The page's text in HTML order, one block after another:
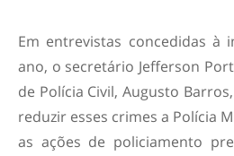
Em entrevistas concedidas à
ano, o secretário Jefferson
de Polícia Civil, Augusto
reduzir esses crimes a Polícia
as ações de policiamento